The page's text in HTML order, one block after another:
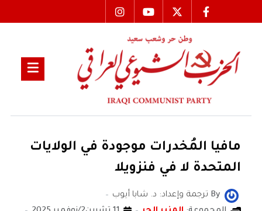
مافيا المُخدرات موجودة في الولايات
المتحدة لا في فنزويلا
By ترجمة وإعداد: د. شابا أيوب